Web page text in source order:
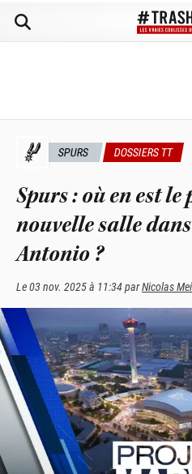
SPURS DOSSIERS TT
Spurs : où en est le
nouvelle salle
Antonio ?
Le03 nov. 2025 à 11:34parNicolas